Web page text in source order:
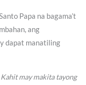
Papa na bagama’t
ang
dapat manatiling
may makita tayong